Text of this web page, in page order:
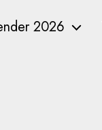
2026